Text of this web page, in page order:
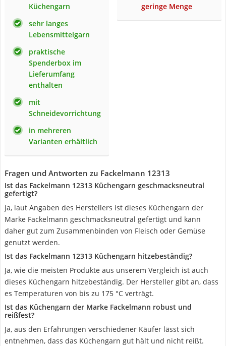
Küchengarn
sehr langes
Lebensmittelgarn
praktische
Spenderbox im
Lieferumfang
enthalten
mit
Schneidevorrichtung
in mehreren
Varianten erhältlich
geringe Menge
Fragen und Antworten zu Fackelmann 12313
Ist das Fackelmann 12313 Küchengarn geschmacksneutral
gefertigt?
Ja, laut Angaben des Herstellers ist dieses Küchengarn der
Marke Fackelmann geschmacksneutral gefertigt und kann
daher gut zum Zusammenbinden von Fleisch oder Gemüse
genutzt werden.
Ist das Fackelmann 12313 Küchengarn hitzebeständig?
Ja, wie die meisten Produkte aus unserem Vergleich ist auch
dieses Küchengarn hitzebeständig. Der Hersteller gibt an, dass
es Temperaturen von bis zu 175 °C verträgt.
Ist das Küchengarn der Marke Fackelmann robust und
reißfest?
Ja, aus den Erfahrungen verschiedener Käufer lässt sich
entnehmen, dass das Küchengarn gut hält und nicht reißt.